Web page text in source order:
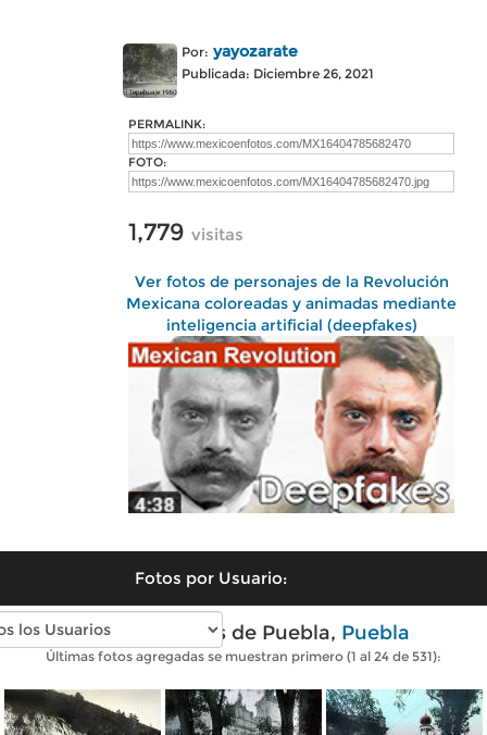
Por: yayozarate
Publicada: Diciembre 26, 2021
PERMALINK:
FOTO:
1,779 visitas
Ver fotos de personajes de la Revolución
Mexicana coloreadas y animadas mediante
inteligencia artificial (deepfakes)
Fotos por Usuario:
Fotos antiguas de Puebla, Puebla
Últimas fotos agregadas se muestran primero (1 al 24 de 531):